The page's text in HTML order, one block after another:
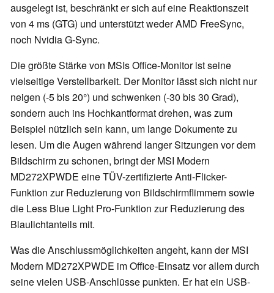
ausgelegt ist, beschränkt er sich auf eine Reaktionszeit
von 4 ms (GTG) und unterstützt weder AMD FreeSync,
noch Nvidia G-Sync.
Die größte Stärke von MSIs Office-Monitor ist seine
vielseitige Verstellbarkeit. Der Monitor lässt sich nicht nur
neigen (-5 bis 20°) und schwenken (-30 bis 30 Grad),
sondern auch ins Hochkantformat drehen, was zum
Beispiel nützlich sein kann, um lange Dokumente zu
lesen. Um die Augen während langer Sitzungen vor dem
Bildschirm zu schonen, bringt der MSI Modern
MD272XPWDE eine TÜV-zertifizierte Anti-Flicker-
Funktion zur Reduzierung von Bildschirmflimmern sowie
die Less Blue Light Pro-Funktion zur Reduzierung des
Blaulichtanteils mit.
Was die Anschlussmöglichkeiten angeht, kann der MSI
Modern MD272XPWDE im Office-Einsatz vor allem durch
seine vielen USB-Anschlüsse punkten. Er hat ein USB-